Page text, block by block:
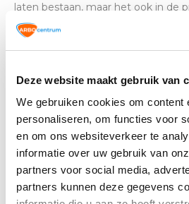
Deze website maakt gebruik van
We gebruiken cookies om content
personaliseren, om functies voor
en om ons websiteverkeer te
informatie over uw gebruik van
partners voor social media,
partners kunnen deze gegevens
laten bestaan, maar het ook in de
brengen, volgen hier concrete
Actie
Voer een actuele
RI&E uit
is beter
genezen